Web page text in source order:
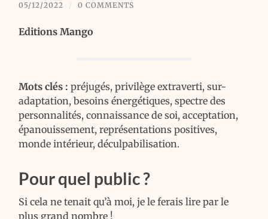
05/12/2022 / 0 COMMENTS
Editions Mango
Mots clés :préjugés, privilège extraverti, sur-
adaptation, besoins énergétiques, spectre des
personnalités, connaissance de soi, acceptation,
épanouissement, représentations positives,
monde intérieur, déculpabilisation.
Pour quel public ?
Si cela ne tenait qu’à moi, je le ferais lire par le
plus grand nombre !